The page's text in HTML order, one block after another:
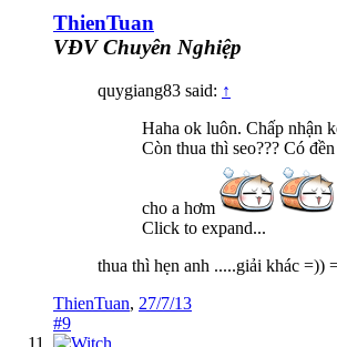
ThienTuan
VĐV Chuyên Nghiệp
quygiang83 said: ↑
Haha ok luôn. Chấp nhận
Còn thua thì seo??? Có
cho a hơm
Click to expand...
thua thì hẹn anh .....giải khác =))
ThienTuan, 27/7/13
#9